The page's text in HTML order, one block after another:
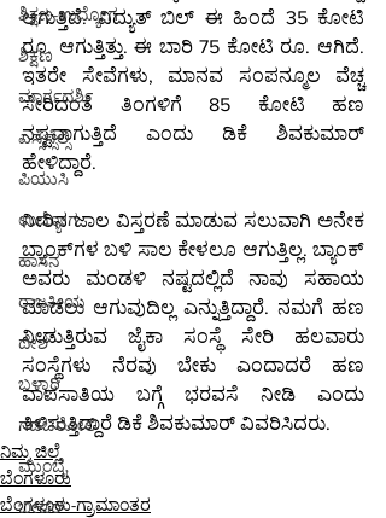
ಶಿಕ್ಷಣ-ಉದ್ಯೋಗ
ಶಿಕ್ಷಣ
ಮಾರ್ಗದರ್ಶಿ
ಎಸ್ಸೆಸ್ಸೆಲ್ಸಿ
ಪಿಯುಸಿ
ಉದ್ಯೋಗ
ಹಾಸನ
ರಾಜಕೀಯ
ದೇಶ
ಬಳ್ಳಾರಿ
ಗಡಚಿರೋಲಿ
ಮುಂಬೈ
ಬೀದರ್
ಆಗುತ್ತಿದೆ. ವಿದ್ಯುತ್ ಬಿಲ್ ಈ ಹಿಂದೆ 35 ಕೋಟಿ
ರೂ. ಆಗುತ್ತಿತ್ತು. ಈ ಬಾರಿ 75 ಕೋಟಿ ರೂ. ಆಗಿದೆ.
ಇತರೇ ಸೇವೆಗಳು, ಮಾನವ ಸಂಪನ್ಮೂಲ ವೆಚ್ಚ
ಸೇರಿದಂತೆ ತಿಂಗಳಿಗೆ 85 ಕೋಟಿ ಹಣ
ನಷ್ಟವಾಗುತ್ತಿದೆ ಎಂದು ಡಿಕೆ ಶಿವಕುಮಾರ್
ಹೇಳಿದ್ದಾರೆ.
ನೀರಿನ ಜಾಲ ವಿಸ್ತರಣೆ ಮಾಡುವ ಸಲುವಾಗಿ ಅನೇಕ
ಬ್ಯಾಂಕ್‌ಗಳ ಬಳಿ ಸಾಲ ಕೇಳಲೂ ಆಗುತ್ತಿಲ್ಲ. ಬ್ಯಾಂಕ್
ಅವರು ಮಂಡಳಿ ನಷ್ಟದಲ್ಲಿದೆ ನಾವು ಸಹಾಯ
ಮಾಡಲು ಆಗುವುದಿಲ್ಲ ಎನ್ನುತ್ತಿದ್ದಾರೆ. ನಮಗೆ ಹಣ
ನೀಡುತ್ತಿರುವ ಜೈಕಾ ಸಂಸ್ಥೆ ಸೇರಿ ಹಲವಾರು
ಸಂಸ್ಥೆಗಳು ನೆರವು ಬೇಕು ಎಂದಾದರೆ ಹಣ
ವಾಪಸಾತಿಯ ಬಗ್ಗೆ ಭರವಸೆ ನೀಡಿ ಎಂದು
ತಿಳಿಸುತ್ತಿದ್ದಾರೆ ಡಿಕೆ ಶಿವಕುಮಾರ್ ವಿವರಿಸಿದರು.
ನಿಮ್ಮ ಜಿಲ್ಲೆ
ಬೆಂಗಳೂರು
ಬೆಂಗಳೂರು-ಗ್ರಾಮಾಂತರ